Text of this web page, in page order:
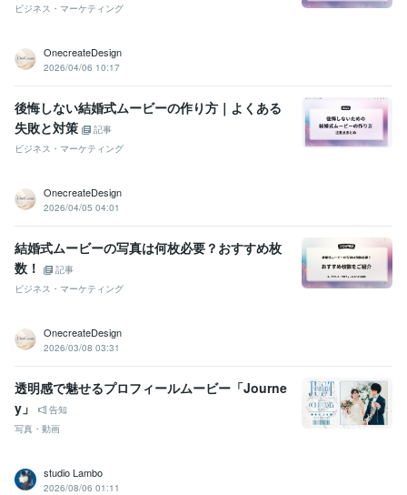
ビジネス・マーケティング
OnecreateDesign
2026/04/06 10:17
後悔しない結婚式ムービーの作り方｜よくある
失敗と対策
記事
ビジネス・マーケティング
OnecreateDesign
2026/04/05 04:01
結婚式ムービーの写真は何枚必要？おすすめ枚
数！
記事
ビジネス・マーケティング
OnecreateDesign
2026/03/08 03:31
透明感で魅せるプロフィールムービー「Journe
y」
告知
写真・動画
studio Lambo
2026/08/06 01:11